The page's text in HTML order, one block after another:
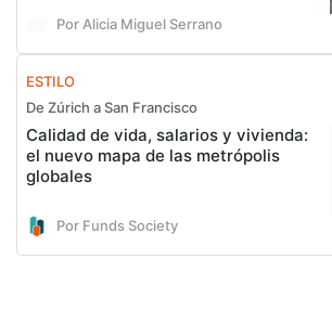
Por Alicia Miguel Serrano
ESTILO
De Zúrich a San Francisco
Calidad de vida, salarios y vivienda:
el nuevo mapa de las metrópolis
globales
Por Funds Society